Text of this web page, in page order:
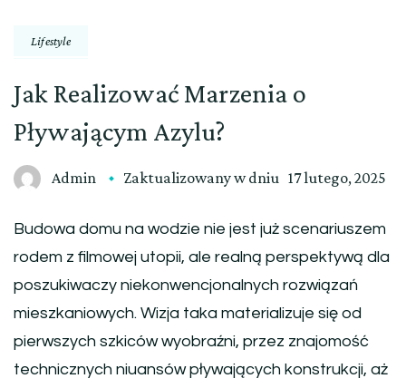
Lifestyle
Jak Realizować Marzenia o
Pływającym Azylu?
Admin Zaktualizowany w dniu 17 lutego, 2025
Budowa domu na wodzie nie jest już scenariuszem
rodem z filmowej utopii, ale realną perspektywą dla
poszukiwaczy niekonwencjonalnych rozwiązań
mieszkaniowych. Wizja taka materializuje się od
pierwszych szkiców wyobraźni, przez znajomość
technicznych niuansów pływających konstrukcji, aż